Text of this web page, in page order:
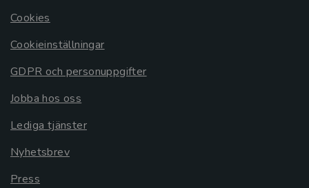
Cookies
Cookieinställningar
GDPR och personuppgifter
Jobba hos oss
Lediga tjänster
Nyhetsbrev
Press